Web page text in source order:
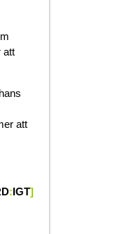
att
att
:IGT]